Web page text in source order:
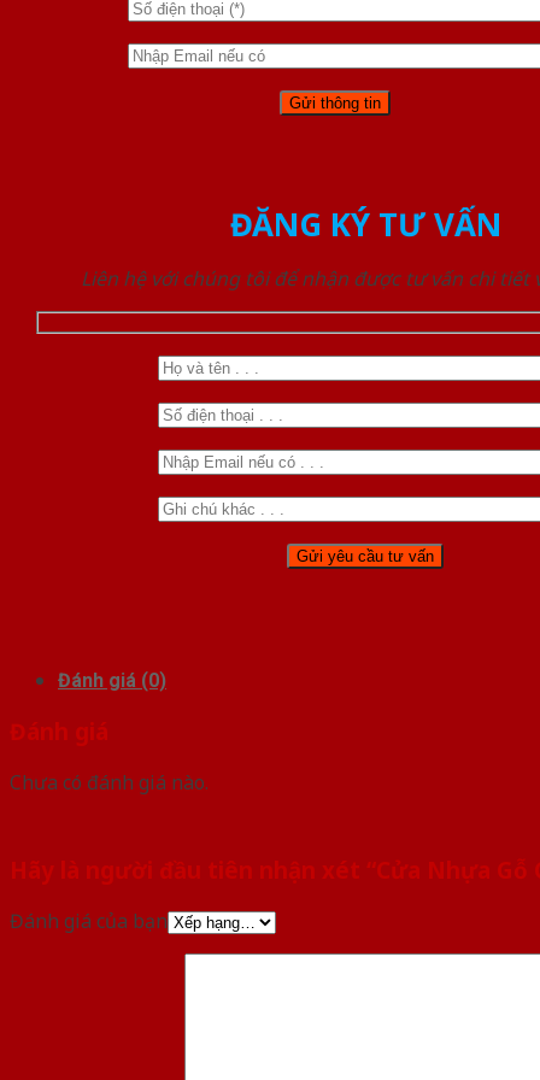
ĐĂNG KÝ TƯ VẤN
Liên hệ với chúng tôi để nhận được tư vấn chi tiết
Đánh giá (0)
Đánh giá
Chưa có đánh giá nào.
Hãy là người đầu tiên nhận xét “Cửa Nhựa Gỗ
Đánh giá của bạn